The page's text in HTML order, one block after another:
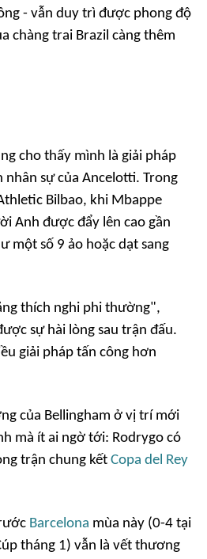
- vẫn duy trì được phong độ
chàng trai Brazil càng thêm
cho thấy mình là giải pháp
nhân sự của Ancelotti. Trong
Bilbao, khi Mbappe
Anh được đẩy lên cao gần
một số 9 ảo hoặc dạt sang
thích nghi phi thường",
sự hài lòng sau trận đấu.
giải pháp tấn công hơn
của Bellingham ở vị trí mới
mà ít ai ngờ tới: Rodrygo có
trận chung kết Copa del Rey
Barcelona mùa này (0-4 tại
tháng 1) vẫn là vết thương